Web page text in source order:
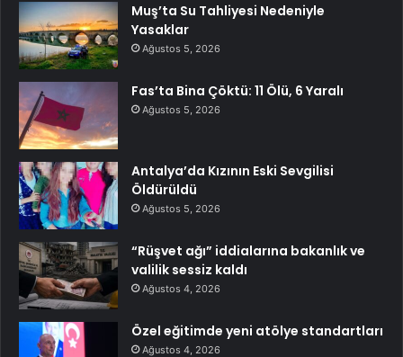
Muş’ta Su Tahliyesi Nedeniyle
Yasaklar
Ağustos 5, 2026
Fas’ta Bina Çöktü: 11 Ölü, 6 Yaralı
Ağustos 5, 2026
Antalya’da Kızının Eski Sevgilisi
Öldürüldü
Ağustos 5, 2026
“Rüşvet ağı” iddialarına bakanlık ve
valilik sessiz kaldı
Ağustos 4, 2026
Özel eğitimde yeni atölye standartları
Ağustos 4, 2026